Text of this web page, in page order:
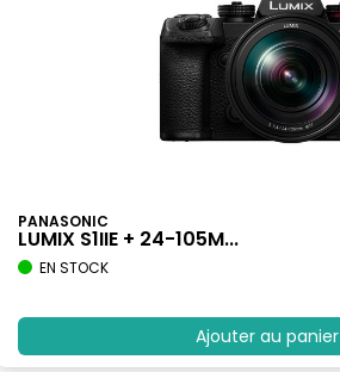
PANASONIC
LUMIX S1IIE + 24-105M...
EN STOCK
Ajouter au panier